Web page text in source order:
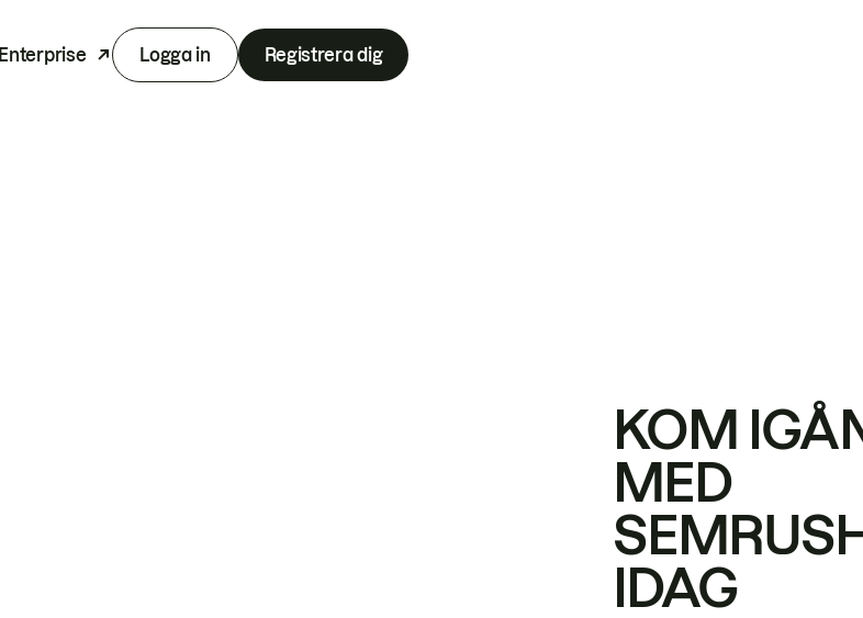
Enterprise Logga in Registrera dig
KOM
MED
IDAG